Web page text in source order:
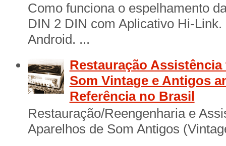
Como funciona o espelhamento
DIN 2 DIN com Aplicativo Hi-
Android. ...
Restauração
Som Vintage e Antigos
Referência no Brasil
Restauração/Reengenharia e
Aparelhos de Som Antigos